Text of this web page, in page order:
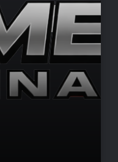
Karar
Avukatı ile
Doğru Yönetme